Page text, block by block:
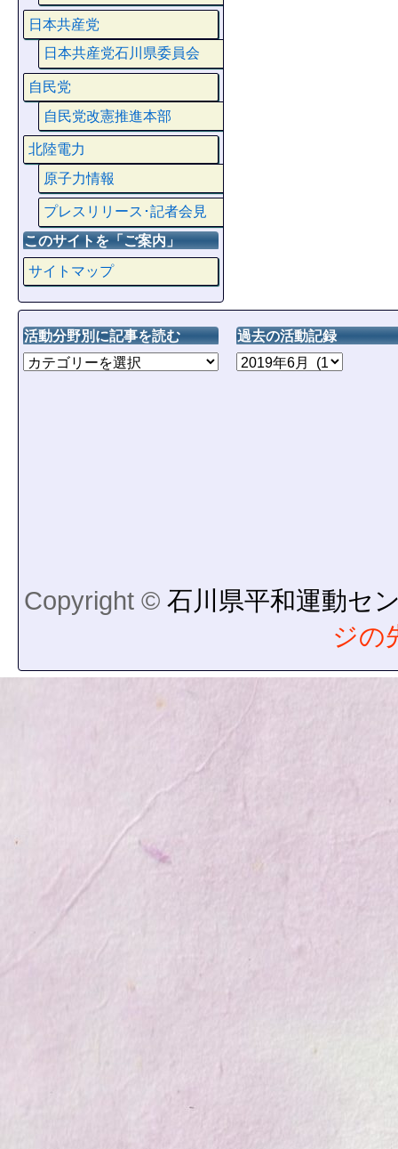
日本共産党
日本共産党石川県委員会
自民党
自民党改憲推進本部
北陸電力
原子力情報
プレスリリース･記者会見
このサイトを「ご案内」
サイトマップ
活動分野別に記事を読む 過去の活動記録
Copyright © 石川県平和運動セ
ジの